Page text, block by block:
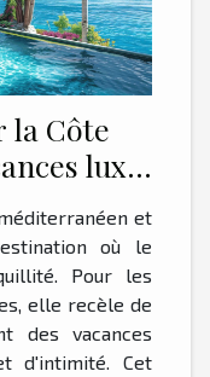
la Côte
luxe
et
où le
Pour les
elle recèle de
des vacances
d'intimité. Cet